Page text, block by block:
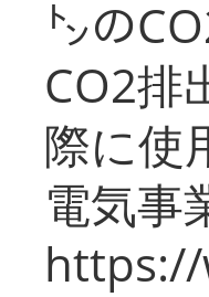
㌧の
CO2排
際に使
電気事